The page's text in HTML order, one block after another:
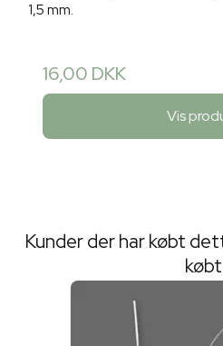
1,5 mm.
16,00 DKK
Vis
Kunder der har købt
købt